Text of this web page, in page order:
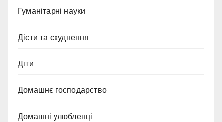
Гуманітарні науки
Дієти та схуднення
Діти
Домашнє господарство
Домашні улюбленці